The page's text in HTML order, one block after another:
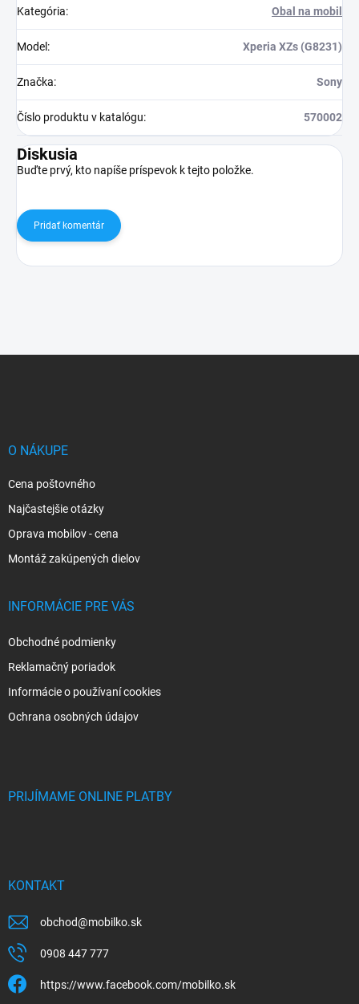
Kategória: Obal na mobil
Model : Xperia XZs (G8231)
Značka: Sony
Číslo produktu v katalógu: 570002
Diskusia
Buďte prvý, kto napíše príspevok k tejto položke.
Pridať komentár
O NÁKUPE
Cena poštovného
Najčastejšie otázky
Oprava mobilov - cena
Montáž zakúpených dielov
INFORMÁCIE PRE VÁS
Obchodné podmienky
Reklamačný poriadok
Informácie o používaní cookies
Ochrana osobných údajov
PRIJÍMAME ONLINE PLATBY
KONTAKT
obchod@mobilko.sk
0908 447 777
https://www.facebook.com/mobilko.sk